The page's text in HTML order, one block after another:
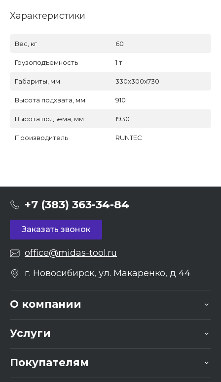
Характеристики
Вес, кг 60
Грузоподъемность 1 т
Габариты, мм 330x300x730
Высота подхвата, мм 910
Высота подъема, мм 1930
Производитель RUNTEC
+7 (383) 363-34-84
Заказать звонок
office@midas-tool.ru
г. Новосибирск, ул. Макаренко, д 44
О компании
Услуги
Покупателям